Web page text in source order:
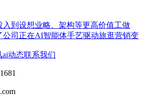
入到设想业略、架构等更高价值工做
公司正在AI智能体手艺驱动旅逛营销变
ai动态联系我们